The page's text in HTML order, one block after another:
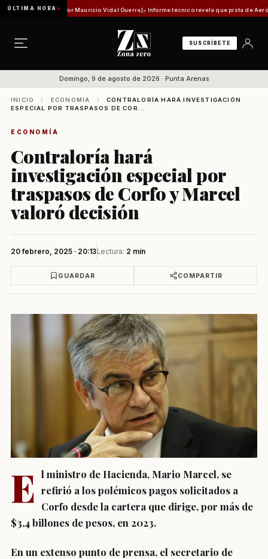
ÚLTIMA HORA
histórica [Por Mauricio Vidal Guerra] Informe técnico revela que pista de Aeródromo
SUSCRÍBETE
Domingo, 9 de agosto de 2026 · Punta Arenas
INICIO / ECONOMÍA /
CONTRALORÍA HARÁ INVESTIGACIÓN
ESPECIAL POR TRASPASOS DE COR...
ECONOMÍA
Contraloría hará
investigación especial por
traspasos de Corfo y Marcel
valoró decisión
20 febrero, 2025 · 20:13Lectura: 2 min
GUARDAR COMPARTIR
E l ministro de Hacienda, Mario Marcel, se
refirió a los polémicos pagos solicitados a
Corfo desde la cartera que dirige, por más de
$3,4 billones de pesos, en 2023.
En un extenso punto de prensa, el secretario de